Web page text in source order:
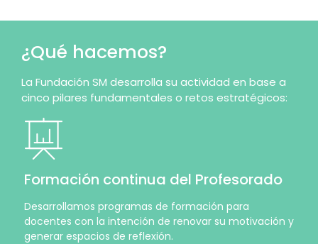
¿Qué hacemos?
La Fundación SM desarrolla su actividad en base a
cinco pilares fundamentales o retos estratégicos:
Formación continua del Profesorado
Desarrollamos programas de formación para
docentes con la intención de renovar su motivación y
generar espacios de reflexión.